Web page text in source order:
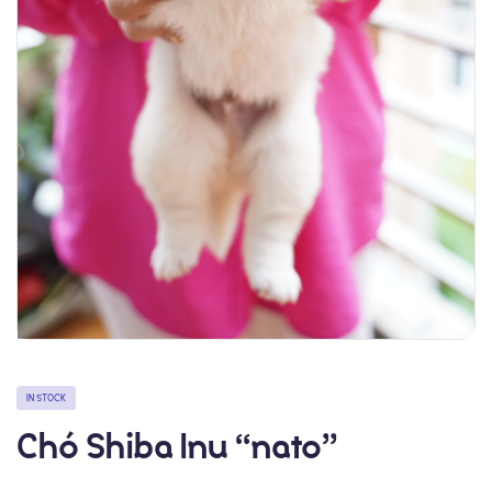
Chó Shiba inu
IN STOCK
Chó Shiba Inu “nato”